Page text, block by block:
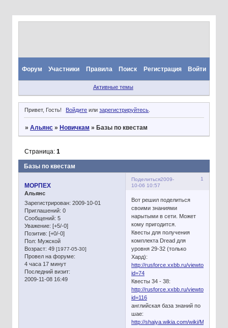
Форум Участники Правила Поиск Регистрация Войти
Активные темы
Привет, Гость! Войдите илизарегистрируйтесь.
» Альянс » Новичкам » Базы по квестам
Базы по квестам
Страница: 1
Поделиться 1
2009-
10-06 10:57
МОРПЕХ
Альянс
Зарегистрирован: 2009-10-01
Приглашений: 0
Сообщений: 5
Уважение: [+5/-0]
Позитив: [+0/-0]
Пол: Мужской
Возраст: 49 [1977-05-30]
Провел на форуме:
4 часа 17 минут
Последний визит:
2009-11-08 16:49
Вот решил поделиться
своими знаниями
нарытыми в сети. Может
кому пригодится.
Квесты для получения
комплекта Dread для
уровня 29-32 (только
Хард):
http://rusforce.xxbb.ru/viewtopic.php?
id=74
Квесты 34 - 38:
http://rusforce.xxbb.ru/viewtopic.php?
id=116
английская база знаний по
шае:
http://shaiya.wikia.com/wiki/Main_Page